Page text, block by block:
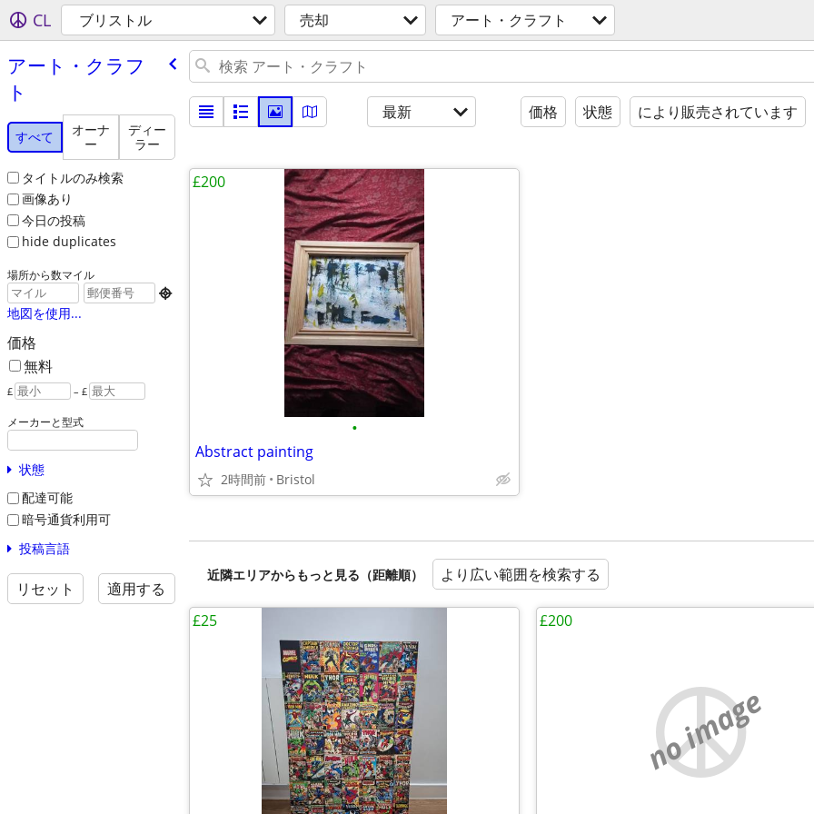
CL ブリストル 売却 アート・クラフト
アート・クラフ
ト
すべて
オーナ
ー
ディー
ラー
タイトルのみ検索
画像あり
今日の投稿
hide duplicates
場所から数マイル

地図を使用...
価格
無料
£ – £
メーカーと型式
状態
配達可能
暗号通貨利用可
投稿言語
リセット 適用する
最新 価格 状態 により販売されています
•
Abstract painting
2時間前 Bristol
£200
近隣エリアからもっと見る（距離順） より広い範囲を検索する
£25
no image
£200